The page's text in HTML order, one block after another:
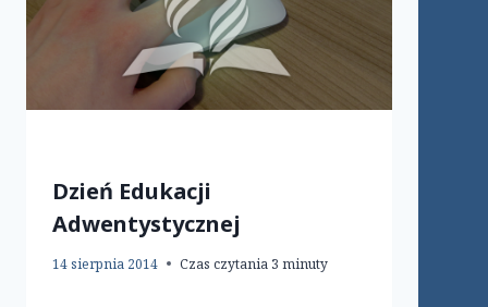
Dzień Edukacji
Adwentystycznej
14 sierpnia 2014 Czas czytania 3 minuty